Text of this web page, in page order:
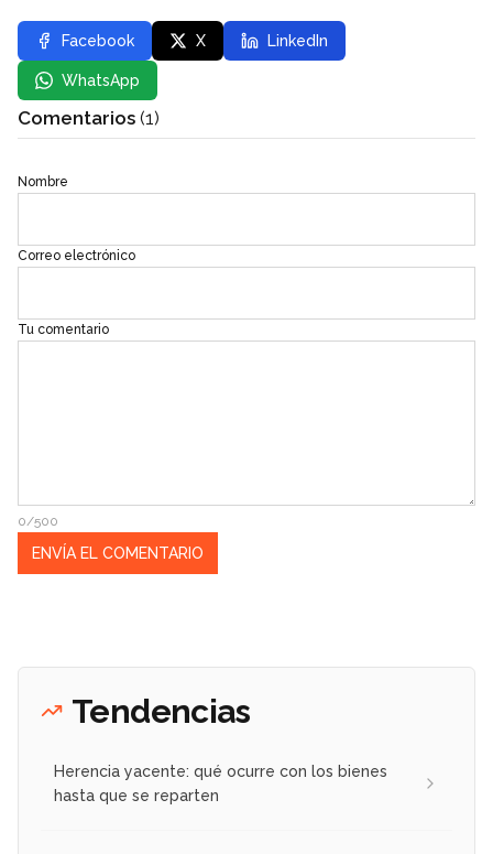
Facebook X LinkedIn
WhatsApp
Comentarios (1)
Nombre
Correo electrónico
Tu comentario
0/500
Tendencias
Herencia yacente: qué ocurre con los bienes
hasta que se reparten